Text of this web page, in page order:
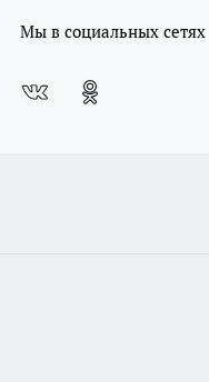
Мы в социальных сетях